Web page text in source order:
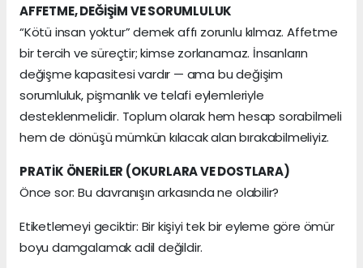
AFFETME, DEĞİŞİM VE SORUMLULUK
“Kötü insan yoktur” demek affı zorunlu kılmaz. Affetme
bir tercih ve süreçtir; kimse zorlanamaz. İnsanların
değişme kapasitesi vardır — ama bu değişim
sorumluluk, pişmanlık ve telafi eylemleriyle
desteklenmelidir. Toplum olarak hem hesap sorabilmeli
hem de dönüşü mümkün kılacak alan bırakabilmeliyiz.
PRATİK ÖNERİLER (OKURLARA VE DOSTLARA)
Önce sor: Bu davranışın arkasında ne olabilir?
Etiketlemeyi geciktir: Bir kişiyi tek bir eyleme göre ömür
boyu damgalamak adil değildir.